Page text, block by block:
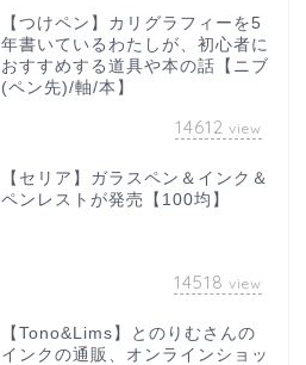
【つけペン】カリグラフィーを5
年書いているわたしが、初心者に
おすすめする道具や本の話【ニブ
(ペン先)/軸/本】
14612 view
【セリア】ガラスペン＆インク＆
ペンレストが発売【100均】
14518 view
【Tono&Lims】とのりむさんの
インクの通販、オンラインショッ